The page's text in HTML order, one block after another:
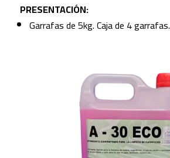
PRESENTACIÓN:
Garrafas de 5kg. Caja de 4 garrafas.